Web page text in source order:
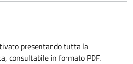
presentando tutta la
consultabile in formato PDF.